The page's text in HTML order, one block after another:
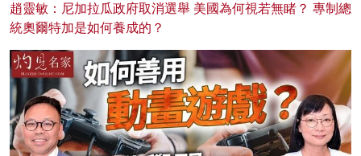
趙靈敏：尼加拉瓜政府取消選舉 美國為何視若無睹？ 專制總
統奧爾特加是如何養成的？